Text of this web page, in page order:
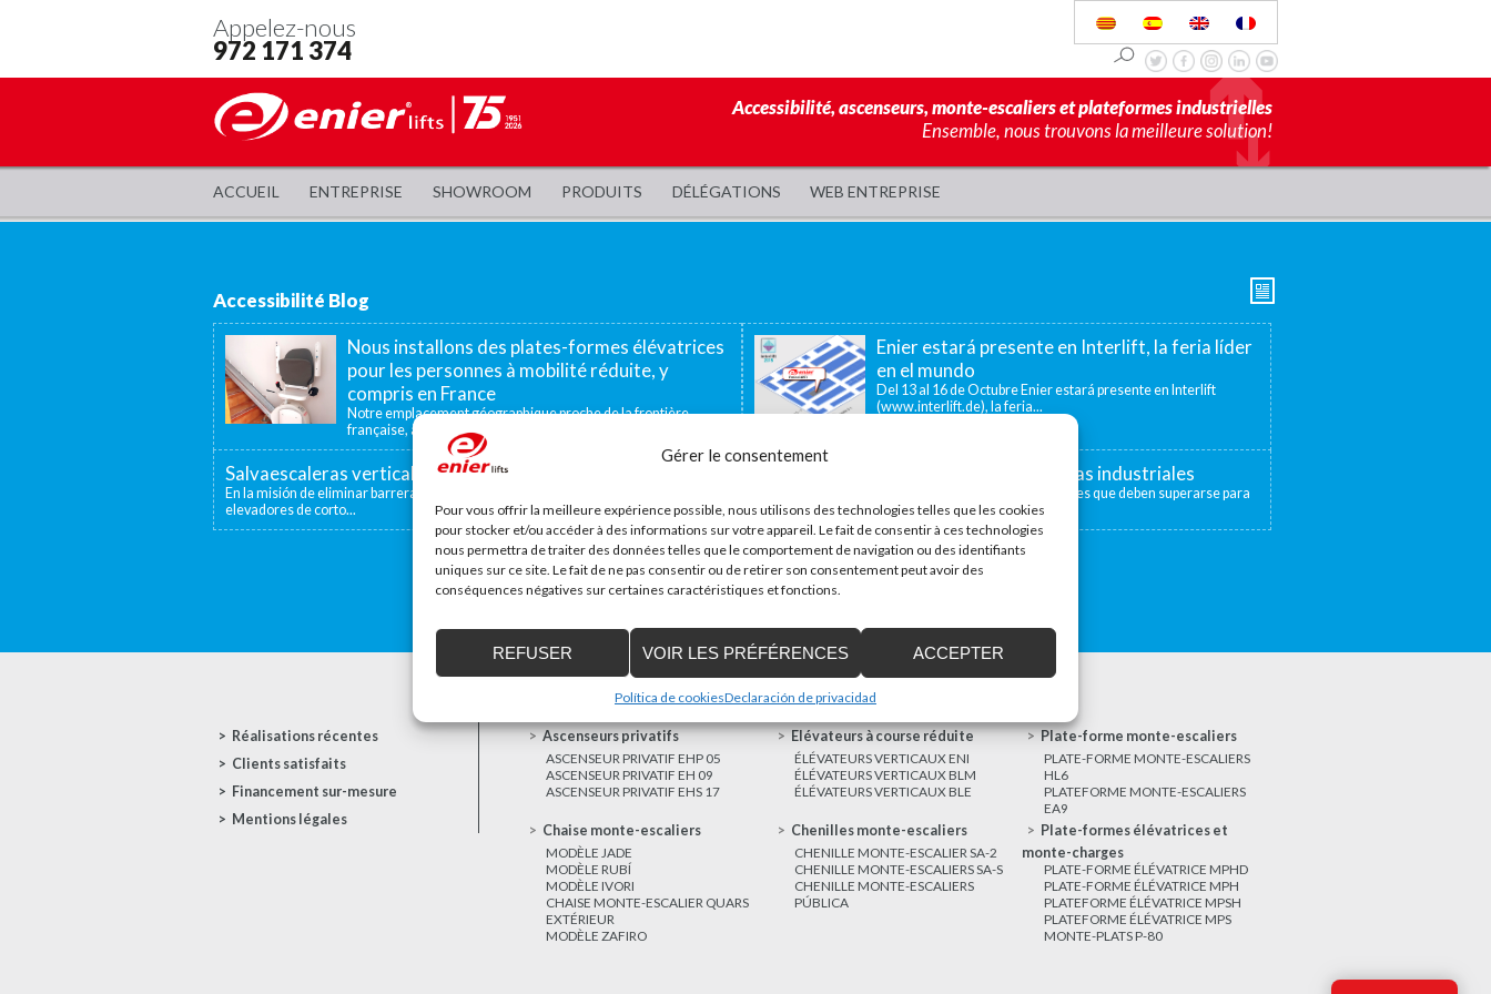
Gérer le consentement
Pour vous offrir la meilleure expérience possible, nous utilisons des technologies telles que les cookies
pour stocker et/ou accéder à des informations sur votre appareil. Le fait de consentir à ces technologies
nous permettra de traiter des données telles que le comportement de navigation ou des identifiants
uniques sur ce site. Le fait de ne pas consentir ou de retirer son consentement peut avoir des
conséquences négatives sur certaines caractéristiques et fonctions.
ACCEPTER
REFUSER VOIR LES PRÉFÉRENCES
Política de cookiesDeclaración de privacidad
Appelez-nous
972 171 374
Accessibilité, ascenseurs, monte-escaliers et plateformes industrielles
Ensemble, nous trouvons la meilleure solution!
ACCUEIL ENTREPRISE SHOWROOM PRODUITS DÉLÉGATIONS WEB ENTREPRISE
Accessibilité Blog
Nous installons des plates-formes élévatrices
pour les personnes à mobilité réduite, y
compris en France
Notre emplacement géographique proche de la frontière
française, à 40 minutes, nous permet d’offrir...
Enier estará presente en Interlift, la feria líder
en el mundo
Del 13 al 16 de Octubre Enier estará presente en Interlift
(www.interlift.de), la feria...
Salvaescaleras vertical, un elevador de pequeño recorrido
En la misión de eliminar barreras arquitectónicas, los salvaescaleras verticales o
elevadores de corto...
La utilidad de las plataformas elevadoras industriales
En muchos centros industriales existen distintos niveles que deben superarse para
poder trasladar mercancías...
AUTRES
NOUVELLES
Réalisations récentes
Clients satisfaits
Financement sur-mesure
Mentions légales
Ascenseurs privatifs
ASCENSEUR PRIVATIF EHP 05
ASCENSEUR PRIVATIF EH 09
ASCENSEUR PRIVATIF EHS 17
Elévateurs à course réduite
ÉLÉVATEURS VERTICAUX ENI
ÉLÉVATEURS VERTICAUX BLM
ÉLÉVATEURS VERTICAUX BLE
Plate-forme monte-escaliers
PLATE-FORME MONTE-ESCALIERS
HL6
PLATEFORME MONTE-ESCALIERS
EA9
Chaise monte-escaliers
MODÈLE JADE
MODÈLE RUBÍ
MODÈLE IVORI
CHAISE MONTE-ESCALIER QUARS
EXTÉRIEUR
MODÈLE ZAFIRO
Chenilles monte-escaliers
CHENILLE MONTE-ESCALIER SA-2
CHENILLE MONTE-ESCALIERS SA-S
CHENILLE MONTE-ESCALIERS
PÚBLICA
Plate-formes élévatrices et
monte-charges
PLATE-FORME ÉLÉVATRICE MPHD
PLATE-FORME ÉLÉVATRICE MPH
PLATEFORME ÉLÉVATRICE MPSH
PLATEFORME ÉLÉVATRICE MPS
MONTE-PLATS P-80